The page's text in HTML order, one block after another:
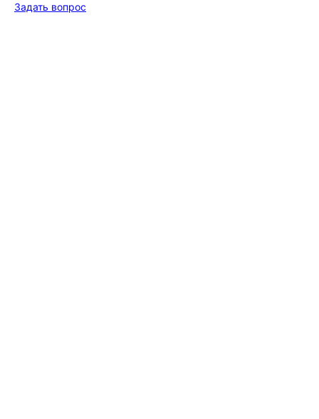
Задать вопрос